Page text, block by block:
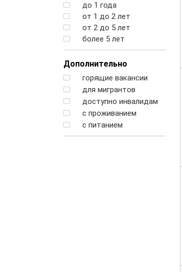
до 1 года
от 1 до 2 лет
от 2 до 5 лет
более 5 лет
Дополнительно
горящие вакансии
для мигрантов
доступно инвалидам
с проживанием
с питанием